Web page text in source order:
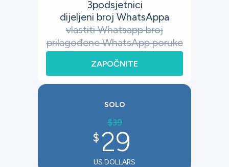
3podsjetnici
dijeljeni broj WhatsAppa
vlastiti Whatsapp broj
prilagođene WhatsApp poruke
ZAPOČNITE
SOLO
$39
$ 29
US DOLLARS